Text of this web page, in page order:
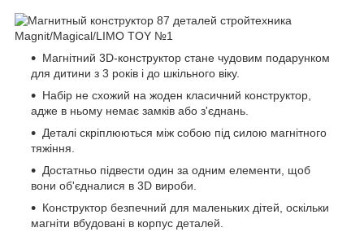
Магнітний 3D-конструктор стане чудовим подарунком
для дитини з 3 років і до шкільного віку.
Набір не схожий на жоден класичний конструктор,
адже в ньому немає замків або з'єднань.
Деталі скріплюються між собою під силою магнітного
тяжіння.
Достатньо підвести один за одним елементи, щоб
вони об'єдналися в 3D вироби.
Конструктор безпечний для маленьких дітей, оскільки
магніти вбудовані в корпус деталей.